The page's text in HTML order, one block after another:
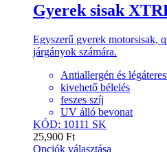
Gyerek sisak
Egyszerű gyerek motorsisak,
járgányok számára.
Antiallergén és
kivehető bélelés
feszes szíj
UV álló bevonat
KÓD: 10111 SK
25,900 Ft
Opciók választása